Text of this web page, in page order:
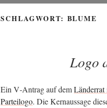
SCHLAGWORT: BLUME
Logo
Ein V‑Antrag auf demLän­der­rat
Par­tei­lo­go. Die Kern­aus­sa­ge